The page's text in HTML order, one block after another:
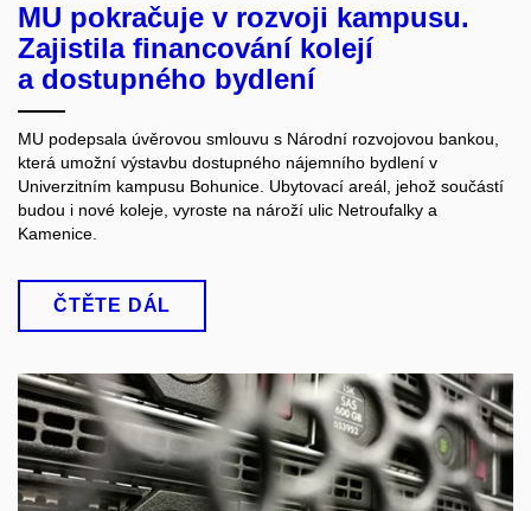
MU pokračuje v rozvoji kampusu.
Zajistila financování kolejí
a dostupného bydlení
MU podepsala úvěrovou smlouvu s Národní rozvojovou bankou,
která umožní výstavbu dostupného nájemního bydlení v
Univerzitním kampusu Bohunice. Ubytovací areál, jehož součástí
budou i nové koleje, vyroste na nároží ulic Netroufalky a
Kamenice.
ČTĚTE DÁL